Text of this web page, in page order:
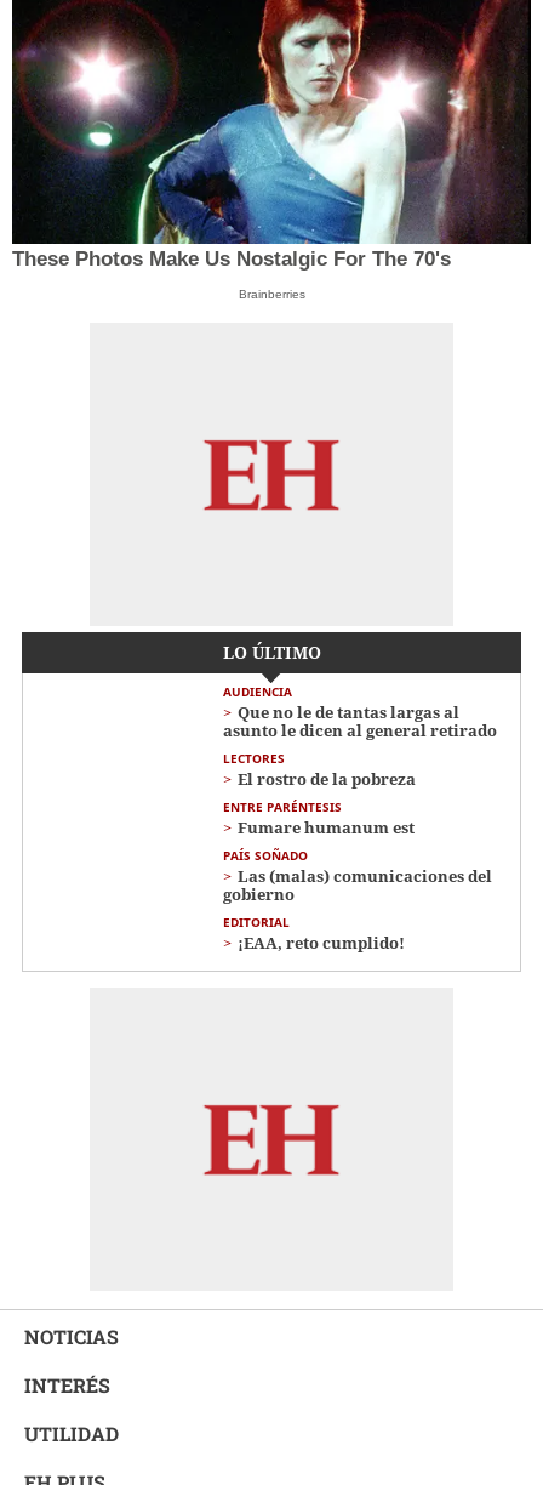
These Photos Make Us Nostalgic For The 70's
Brainberries
LO ÚLTIMO
AUDIENCIA
Que no le de tantas largas al
asunto le dicen al general retirado
LECTORES
El rostro de la pobreza
ENTRE PARÉNTESIS
Fumare humanum est
PAÍS SOÑADO
Las (malas) comunicaciones del
gobierno
EDITORIAL
¡EAA, reto cumplido!
NOTICIAS
INTERÉS
UTILIDAD